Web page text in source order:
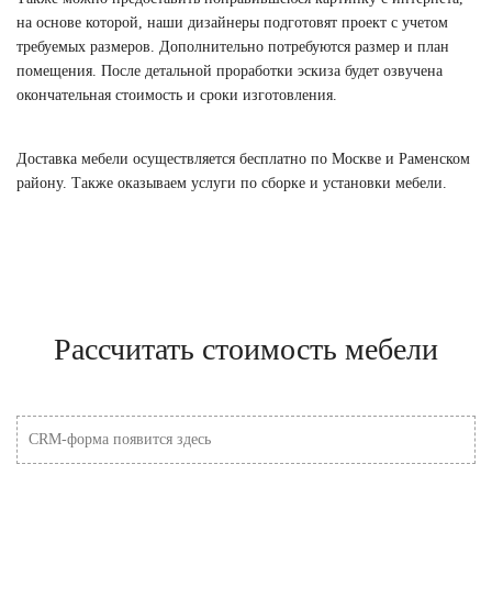
на основе которой, наши дизайнеры подготовят проект с учетом
требуемых размеров. Дополнительно потребуются размер и план
помещения. После детальной проработки эскиза будет озвучена
окончательная стоимость и сроки изготовления.
Доставка мебели осуществляется бесплатно по Москве и Раменском
району. Также оказываем услуги по сборке и установки мебели.
Рассчитать стоимость мебели
CRM-форма появится здесь